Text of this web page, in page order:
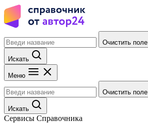
Очистить
Искать
Меню
Очистить
Искать
Сервисы Справочника